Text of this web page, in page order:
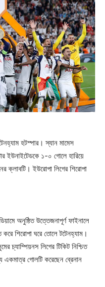
হটস্পার। স্যান মামেস
ইউনাইটেডকে ১-০ গোলে হারিয়ে
ক্লাবটি। ইউরোপা লিগের শিরোপা
অনুষ্ঠিত উত্তেজনাপূর্ণ ফাইনালে
শিরোপা ঘরে তোলে টটেনহ্যাম।
চ্যাম্পিয়নস লিগের টিকিট নিশ্চিত
একমাত্র গোলটি করেছেন ব্রেনান